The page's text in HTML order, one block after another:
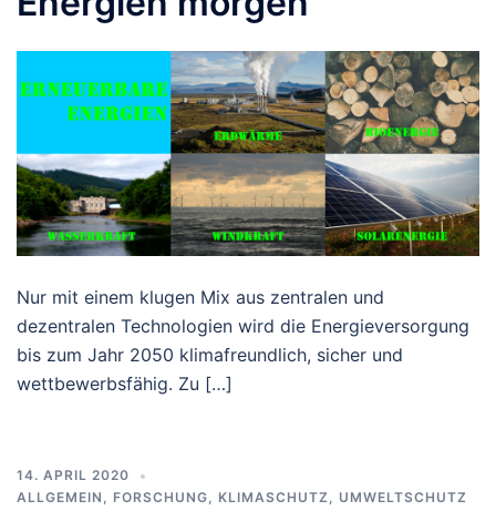
Nur mit einem klugen Mix aus zentralen und
dezentralen Technologien wird die Energieversorgung
bis zum Jahr 2050 klimafreundlich, sicher und
wettbewerbsfähig. Zu […]
14. APRIL 2020
ALLGEMEIN
FORSCHUNG KLIMASCHUTZ UMWELTSCHUTZ